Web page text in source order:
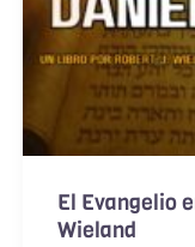
El Evangelio
Wieland